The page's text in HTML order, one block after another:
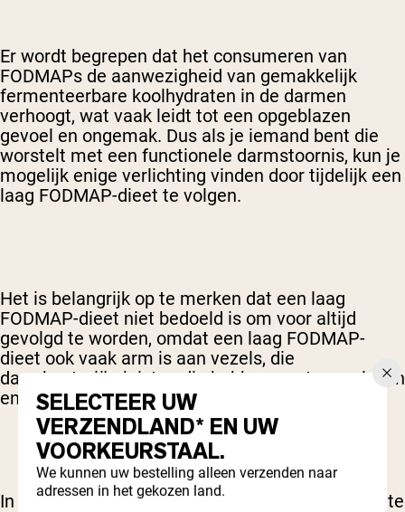
Er wordt begrepen dat het consumeren van
FODMAPs de aanwezigheid van gemakkelijk
fermenteerbare koolhydraten in de darmen
verhoogt, wat vaak leidt tot een opgeblazen
gevoel en ongemak. Dus als je iemand bent die
worstelt met een functionele darmstoornis, kun je
mogelijk enige verlichting vinden door tijdelijk een
laag FODMAP-dieet te volgen.
Het is belangrijk op te merken dat een laag
FODMAP-dieet niet bedoeld is om voor altijd
gevolgd te worden, omdat een laag FODMAP-
dieet ook vaak arm is aan vezels, die
darmbacteriën juist nodig hebben om te overleven
en te gedijen.
In plaats van een laag FODMAP-dieet voor altijd te
SELECTEER UW
VERZENDLAND* EN UW
VOORKEURSTAAL.
We kunnen uw bestelling alleen verzenden naar
adressen in het gekozen land.